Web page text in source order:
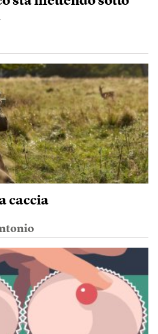
caccia